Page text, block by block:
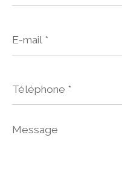
mail
*
Message